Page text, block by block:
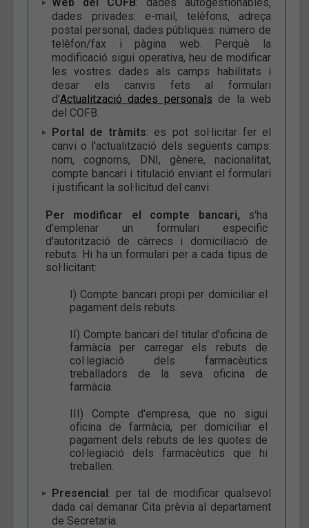
dades privades: e-mail, telèfons, adreça
postal personal, dades públiques: número de
telèfon/fax i pàgina web. Perquè la
modificació sigui operativa, heu de modificar
les vostres dades als camps habilitats i
desar els canvis fets al formulari
d'Actualització dades personals de la web
del COFB.
Portal de tràmits: es pot sol·licitar fer el
canvi o l'actualització dels següents camps:
nom, cognoms, DNI, gènere, nacionalitat,
compte bancari i titulació enviant el formulari
i justificant la sol·licitud del canvi.
Per modificar el compte bancari, s'ha
d'emplenar un formulari especific
d'autorització de càrrecs i domiciliació de
rebuts. Hi ha un formulari per a cada tipus de
sol·licitant:
I) Compte bancari propi per domiciliar el
pagament dels rebuts.
II) Compte bancari del titular d'oficina de
farmàcia per carregar els rebuts de
col·legiació dels farmacèutics
treballadors de la seva oficina de
farmàcia.
III) Compte d'empresa, que no sigui
oficina de farmàcia, per domiciliar el
pagament dels rebuts de les quotes de
col·legiació dels farmacèutics que hi
treballen.
Presencial: per tal de modificar qualsevol
dada cal demanar Cita prèvia al departament
de Secretaria.